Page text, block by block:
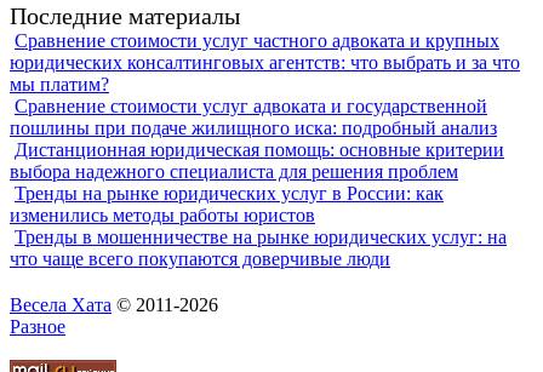
Последние материалы
Сравнение стоимости услуг частного адвоката и крупных
юридических консалтинговых агентств: что выбрать и за что
мы платим?
Сравнение стоимости услуг адвоката и государственной
пошлины при подаче жилищного иска: подробный анализ
Дистанционная юридическая помощь: основные критерии
выбора надежного специалиста для решения проблем
Тренды на рынке юридических услуг в России: как
изменились методы работы юристов
Тренды в мошенничестве на рынке юридических услуг: на
что чаще всего покупаются доверчивые люди
Весела Хата © 2011-2026
Разное